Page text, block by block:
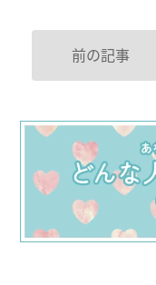
前の記事